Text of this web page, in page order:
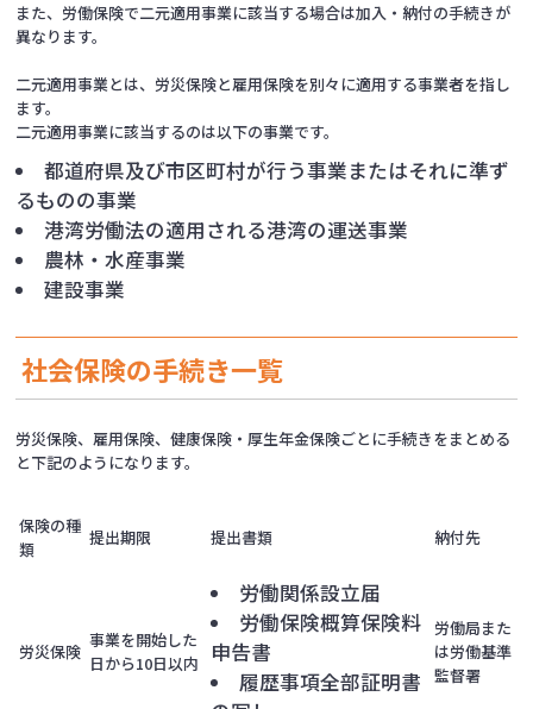
また、労働保険で二元適用事業に該当する場合は加入・納付の手続きが
異なります。
二元適用事業とは、労災保険と雇用保険を別々に適用する事業者を指し
ます。
二元適用事業に該当するのは以下の事業です。
都道府県及び市区町村が行う事業またはそれに準ず
るものの事業
港湾労働法の適用される港湾の運送事業
農林・水産事業
建設事業
社会保険の手続き一覧
労災保険、雇用保険、健康保険・厚生年金保険ごとに手続きをまとめる
と下記のようになります。
保険の種
類
提出期限 提出書類 納付先
労災保険
事業を開始した
日から10日以内
労働関係設立届
労働保険概算保険料
申告書
履歴事項全部証明書
労働局また
は労働基準
監督署